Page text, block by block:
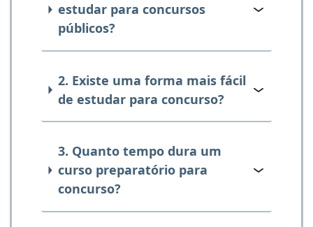
estudar para concursos
públicos?
2. Existe uma forma mais fácil
de estudar para concurso?
3. Quanto tempo dura um
curso preparatório para
concurso?